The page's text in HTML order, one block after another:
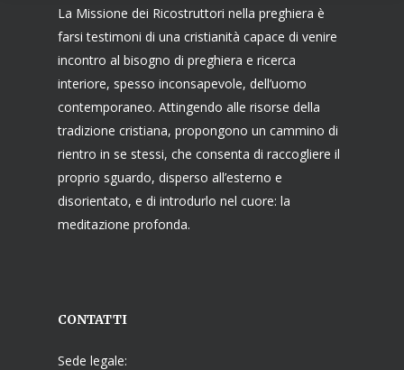
La Missione dei Ricostruttori nella preghiera è
farsi testimoni di una cristianità capace di venire
incontro al bisogno di preghiera e ricerca
interiore, spesso inconsapevole, dell’uomo
contemporaneo. Attingendo alle risorse della
tradizione cristiana, propongono un cammino di
rientro in se stessi, che consenta di raccogliere il
proprio sguardo, disperso all’esterno e
disorientato, e di introdurlo nel cuore: la
meditazione profonda.
CONTATTI
Sede legale: